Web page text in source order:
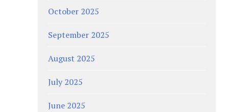
October 2025
September 2025
August 2025
July 2025
June 2025